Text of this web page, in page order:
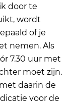
door te
wordt
of je
nemen. Als
7.30 uur met
moet zijn.
daarin de
voor de